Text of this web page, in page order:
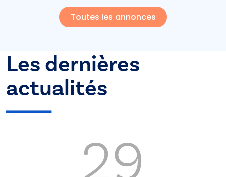
Toutes les annonces
Les dernières
actualités
29